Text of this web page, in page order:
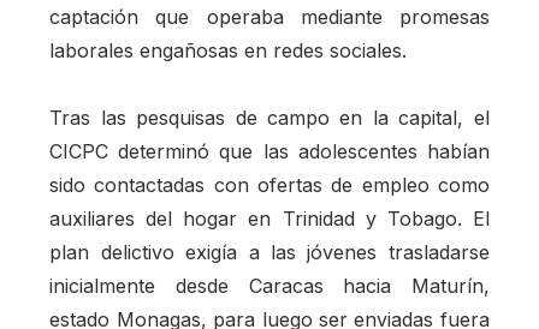
captación que operaba mediante promesas
laborales engañosas en redes sociales.
Tras las pesquisas de campo en la capital, el
CICPC determinó que las adolescentes habían
sido contactadas con ofertas de empleo como
auxiliares del hogar en Trinidad y Tobago. El
plan delictivo exigía a las jóvenes trasladarse
inicialmente desde Caracas hacia Maturín,
estado Monagas, para luego ser enviadas fuera